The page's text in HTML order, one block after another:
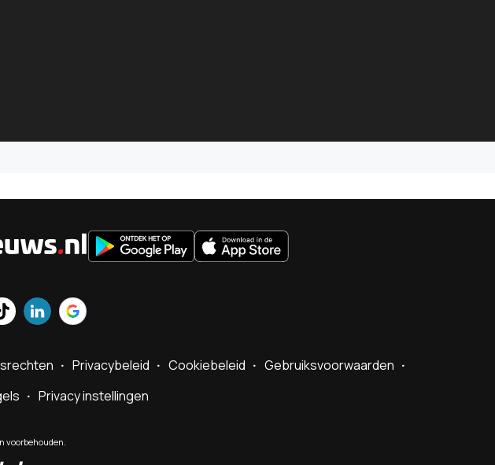
Sportnieuws.nl
Privacybeleid Cookiebeleid
Gebruiksvoorwaarden
Privacy instellingen
voorbehouden.